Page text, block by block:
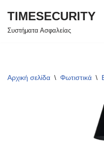
Μεταπηδήστε
TIMESECURITY
Συστήματα Ασφαλείας
Αρχική σελίδα \ Φωτιστικά \